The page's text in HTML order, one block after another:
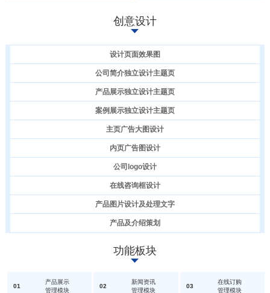
创意设计
设计页面效果图
公司简介独立设计主题页
产品展示独立设计主题页
案例展示独立设计主题页
主页广告大图设计
内页广告图设计
公司logo设计
在线咨询框设计
产品图片设计及处理文字
产品及介绍策划
功能板块
01
产品展示
管理模块
02
新闻资讯
管理模块
03
在线订购
管理模块